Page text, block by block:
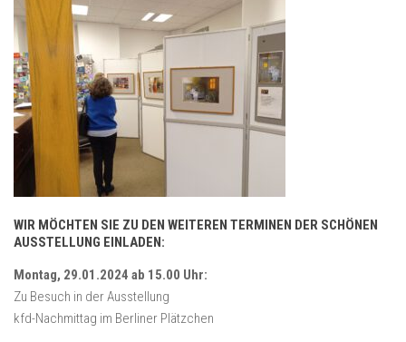
WIR MÖCHTEN SIE ZU DEN WEITEREN TERMINEN DER SCHÖNEN
AUSSTELLUNG EINLADEN:
Montag, 29.01.2024 ab 15.00 Uhr:
Zu Besuch in der Ausstellung
kfd-Nachmittag im Berliner Plätzchen